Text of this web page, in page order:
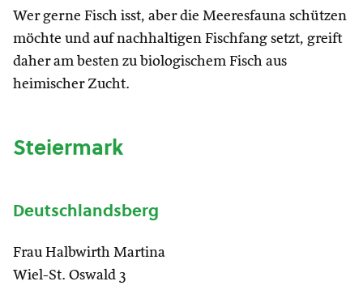
Wer gerne Fisch isst, aber die Meeresfauna schützen
möchte und auf nachhaltigen Fischfang setzt, greift
daher am besten zu biologischem Fisch aus
heimischer Zucht.
Steiermark
Deutschlandsberg
Frau Halbwirth Martina
Wiel-St. Oswald 3